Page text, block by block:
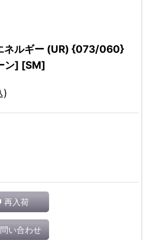
ネルギー (UR) {073/060}
ン] [SM]
)
再入荷
い合わせ